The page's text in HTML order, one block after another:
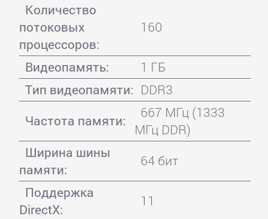
Количество
потоковых
процессоров:
160
Видеопамять:
1 ГБ
Тип видеопамяти: DDR3
Частота памяти:
667 МГц (1333
МГц DDR)
Ширина шины
памяти:
64 бит
Поддержка
DirectX:
11